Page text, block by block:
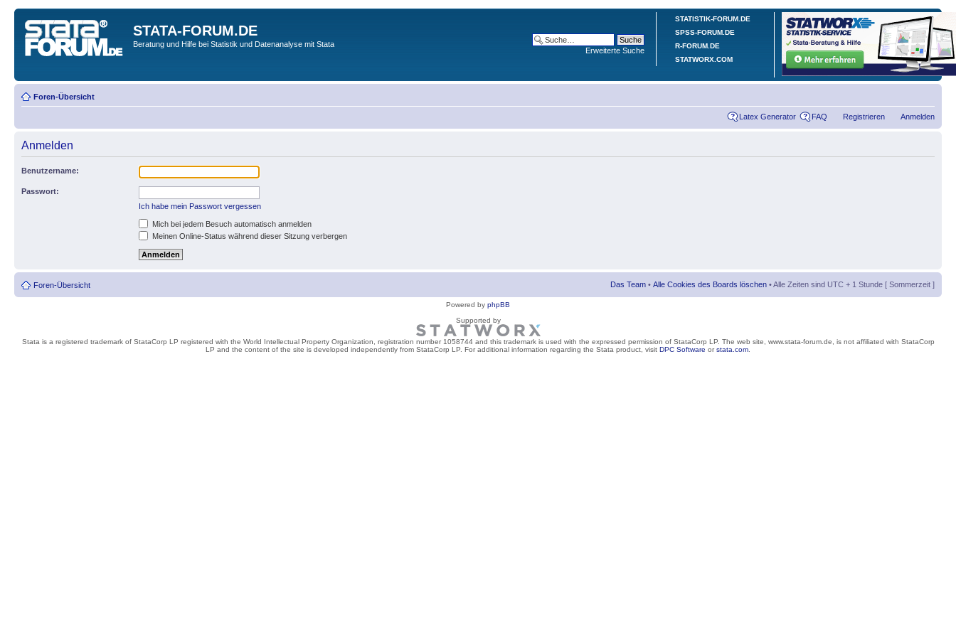
STATISTIK-FORUM.DE
SPSS-FORUM.DE
R-FORUM.DE
STATWORX.COM
STATA-FORUM.DE
Beratung und Hilfe bei Statistik und Datenanalyse mit Stata
Erweiterte Suche
Foren-Übersicht
Latex Generator FAQ Registrieren Anmelden
Anmelden
Benutzername:
Passwort:
Ich habe mein Passwort vergessen
Mich bei jedem Besuch automatisch anmelden
Meinen Online-Status während dieser Sitzung verbergen
Foren-Übersicht Das Team • Alle Cookies des Boards löschen • Alle Zeiten sind UTC + 1 Stunde [ Sommerzeit ]
Powered by phpBB
Supported by
Stata is a registered trademark of StataCorp LP registered with the World Intellectual Property Organization, registration number 1058744 and this trademark is used with the expressed permission of StataCorp LP. The web site, www.stata-forum.de, is not affiliated with StataCorp
LP and the content of the site is developed independently from StataCorp LP. For additional information regarding the Stata product, visit DPC Software orstata.com